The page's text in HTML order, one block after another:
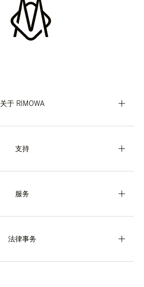
关于 RIMOWA
支持
服务
法律事务